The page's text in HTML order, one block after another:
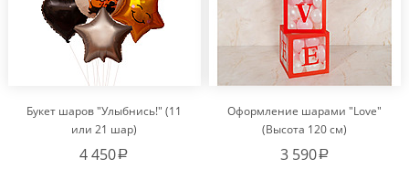
Букет шаров "Улыбнись!" (11
или 21 шар)
4 450a
Оформление шарами "Love"
(Высота 120 см)
3 590a